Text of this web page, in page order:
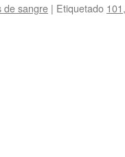
de sangre | Etiquetado 101